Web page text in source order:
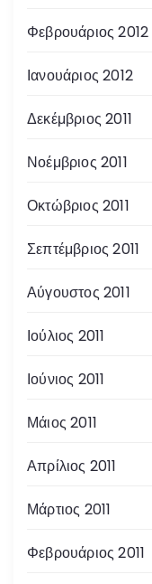
Φεβρουάριος 2012
Ιανουάριος 2012
Δεκέμβριος 2011
Νοέμβριος 2011
Οκτώβριος 2011
Σεπτέμβριος 2011
Αύγουστος 2011
Ιούλιος 2011
Ιούνιος 2011
Μάιος 2011
Απρίλιος 2011
Μάρτιος 2011
Φεβρουάριος 2011